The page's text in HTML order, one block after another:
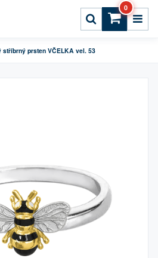
0
stříbrný prsten VČELKA vel. 53